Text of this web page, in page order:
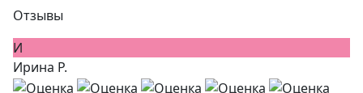
Отзывы
И
Ирина Р.